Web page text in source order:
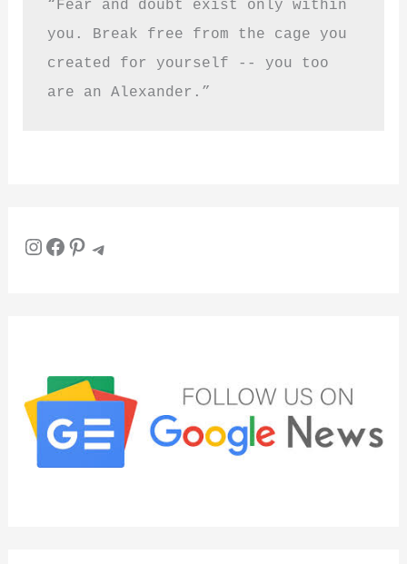
“Fear and doubt exist only within
you. Break free from the cage you
created for yourself -- you too
are an Alexander.”
InstagramFacebook Pinterest Telegram